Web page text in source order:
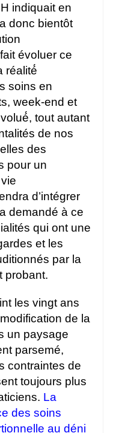
indiquait en
donc bientôt
évoluer ce
réalité́
soins en
week-end et
tout autant
de nos
des
pour un
d’intégrer
demandé à ce
qui ont une
et les
par la
probant.
les vingt ans
de la
un paysage
parsemé,
contraintes de
toujours plus
La
des soins
au déni